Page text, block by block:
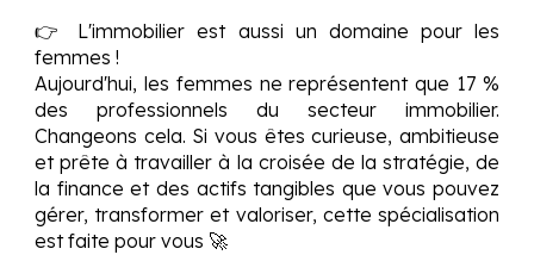
👉 L'immobilier est aussi un domaine pour les
femmes !
Aujourd'hui, les femmes ne représentent que 17 %
des professionnels du secteur immobilier.
Changeons cela. Si vous êtes curieuse, ambitieuse
et prête à travailler à la croisée de la stratégie, de
la finance et des actifs tangibles que vous pouvez
gérer, transformer et valoriser, cette spécialisation
est faite pour vous 🚀